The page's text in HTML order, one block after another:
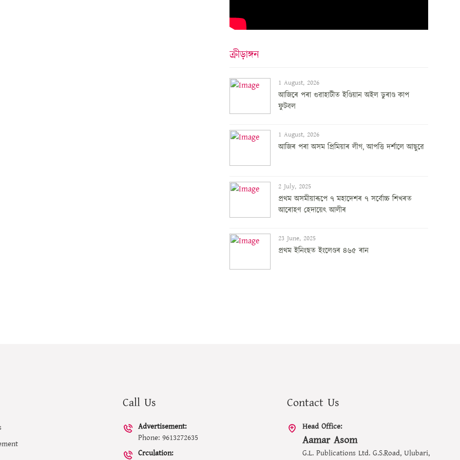
ক্ৰীড়াঙ্গন
1 August, 2026
আজিৰে পৰা গুৱাহাটীত ইণ্ডিয়ান অইল ডুৰাণ্ড কাপ
ফুটবল
1 August, 2026
আজিৰ পৰা অসম প্ৰিমিয়াৰ লীগ, আপত্তি দৰ্শালে আছুৱে
2 July, 2025
প্ৰথম অসমীয়াৰূপে ৭ মহাদেশৰ ৭ সৰ্বোচ্চ শিখৰত
আৰোহণ হেদায়েৎ আলীৰ
23 June, 2025
প্ৰথম ইনিংছত ইংলেণ্ডৰ ৪৬৫ ৰান
Call Us
Advertisement:
Phone: 9613272635
Crculation:
Contact Us
Head Office:
Aamar Asom
G.L. Publications Ltd. G.S.Road, Ulubari,